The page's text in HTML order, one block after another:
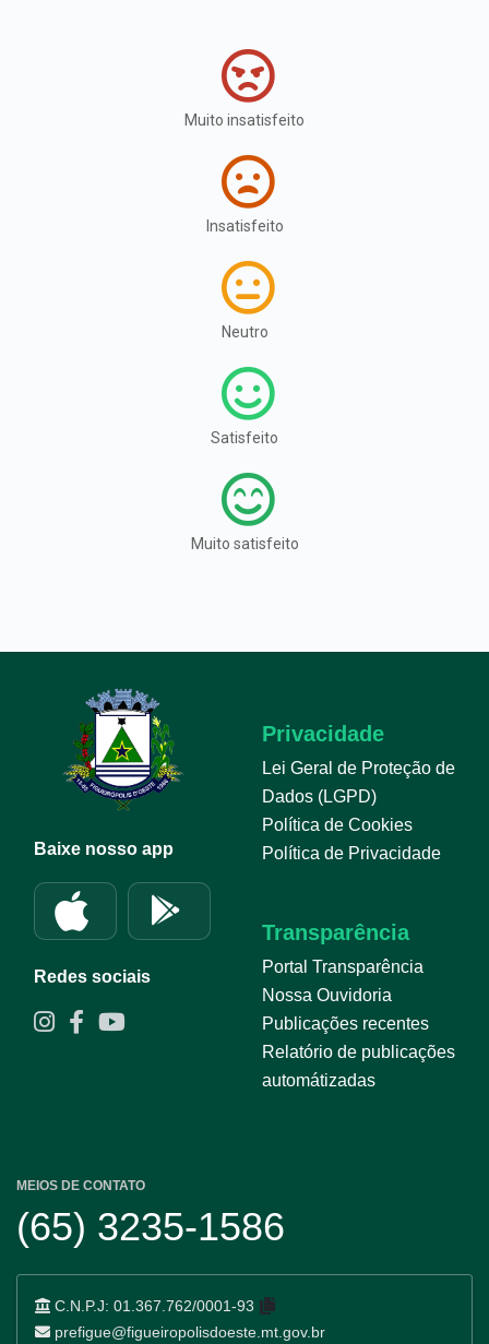
Muito insatisfeito
Insatisfeito
Neutro
Satisfeito
Muito satisfeito
Baixe nosso app
Redes sociais
Privacidade
Lei Geral de Proteção de
Dados (LGPD)
Política de Cookies
Política de Privacidade
Transparência
Portal Transparência
Nossa Ouvidoria
Publicações recentes
Relatório de publicações
automátizadas
MEIOS DE CONTATO
(65) 3235-1586
C.N.P.J: 01.367.762/0001-93
prefigue@figueiropolisdoeste.mt.gov.br